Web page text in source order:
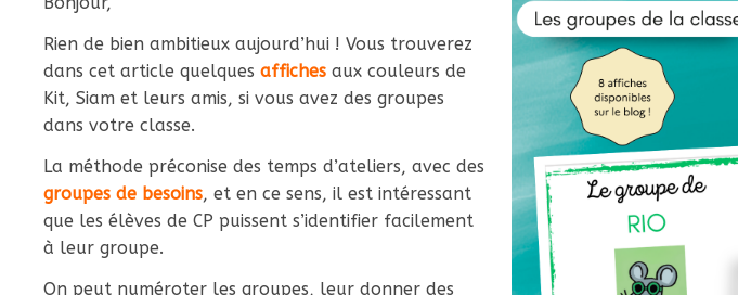
Rien de bien ambitieux aujourd’hui ! Vous trouverez
dans cet article quelques affiches aux couleurs de
Kit, Siam et leurs amis, si vous avez des groupes
dans votre classe.
La méthode préconise des temps d’ateliers, avec des
groupes de besoins, et en ce sens, il est intéressant
que les élèves de CP puissent s’identifier facilement
à leur groupe.
On peut numéroter les groupes, leur donner des